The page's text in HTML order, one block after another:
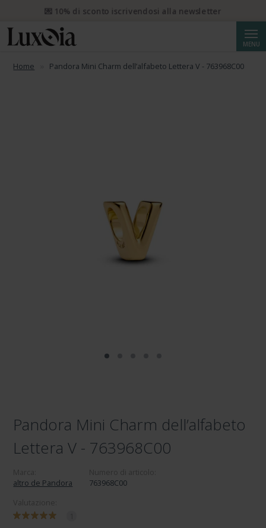
MENU
Home Pandora Mini Charm dell’alfabeto Lettera V - 763968C00
Pandora Mini Charm dell’alfabeto
Lettera V - 763968C00
altro de Pandora
763968C00
📦 Spedizione prioritaria gratuita da CHF 50. Spedizione
prioritaria raccomandata da CHF 250.